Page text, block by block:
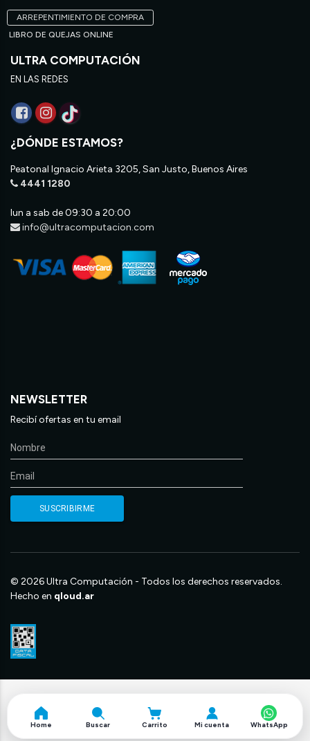
ARREPENTIMIENTO DE COMPRA
LIBRO DE QUEJAS ONLINE
ULTRA COMPUTACIÓN
EN LAS REDES
¿DÓNDE ESTAMOS?
Peatonal Ignacio Arieta 3205, San Justo, Buenos Aires
4441 1280
lun a sab de 09:30 a 20:00
info@ultracomputacion.com
NEWSLETTER
Recibí ofertas en tu email
© 2026 Ultra Computación - Todos los derechos reservados.
Hecho en qloud.ar
Home Buscar Carrito Mi cuenta